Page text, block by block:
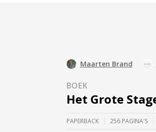
Maarten Brand
BOEK
Het Grote
PAPERBACK 256 PAGINA'S